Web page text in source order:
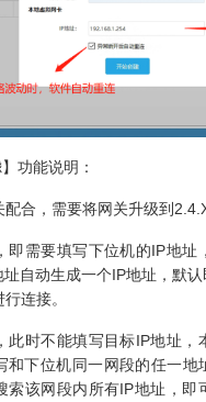
功能说明：
合，需要将网关升级到
即需要填写下位机的IP地址
自动生成一个IP地址，默
连接。
此时不能填写目标IP地址，
和下位机同一网段的任一地
索该网段内所有IP地址，即